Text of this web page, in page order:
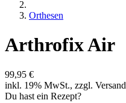
Orthesen
Arthrofix Air
99,95 €
inkl. 19% MwSt., zzgl. Versand
Du hast ein Rezept?